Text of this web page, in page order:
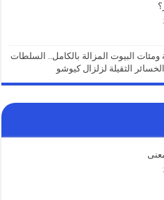
ومئات البيوت المزالة بالكامل.. السلطات
الثقيلة لزلزال كيوشو